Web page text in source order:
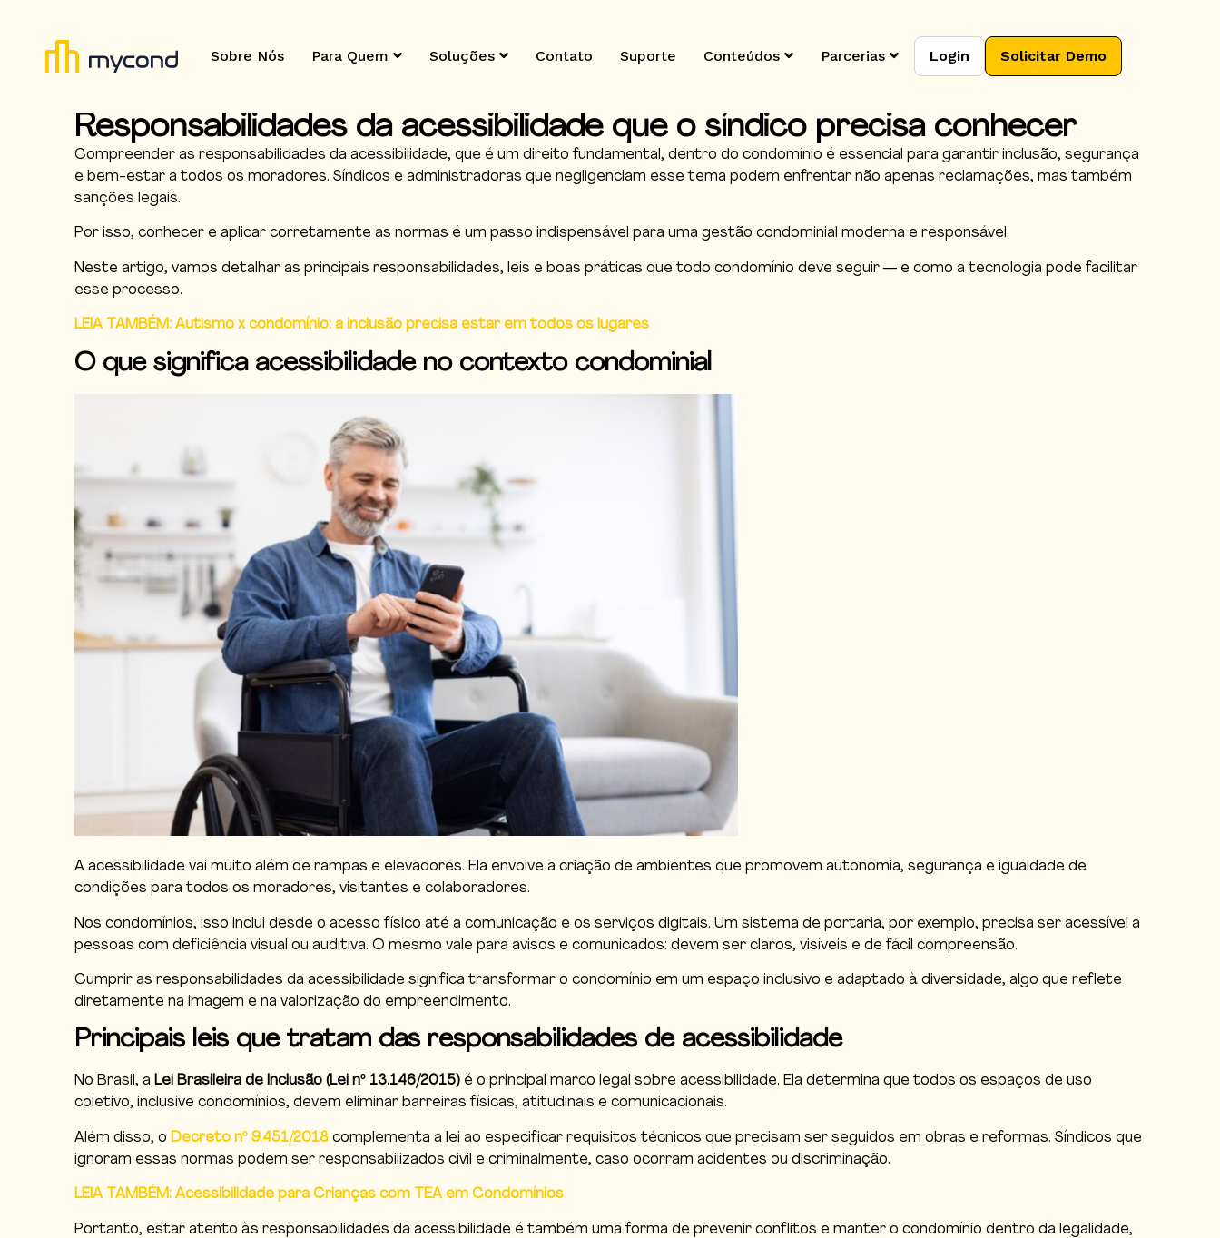
Sobre Nós Para Quem Soluções Contato Suporte Conteúdos Parcerias Login Solicitar Demo
Responsabilidades da acessibilidade que o síndico precisa conhecer
Compreender as responsabilidades da acessibilidade, que é um direito fundamental, dentro do condomínio é essencial para garantir inclusão, segurança
e bem-estar a todos os moradores. Síndicos e administradoras que negligenciam esse tema podem enfrentar não apenas reclamações, mas também
sanções legais.
Por isso, conhecer e aplicar corretamente as normas é um passo indispensável para uma gestão condominial moderna e responsável.
Neste artigo, vamos detalhar as principais responsabilidades, leis e boas práticas que todo condomínio deve seguir — e como a tecnologia pode facilitar
esse processo.
LEIA TAMBÉM: Autismo x condomínio: a inclusão precisa estar em todos os lugares
O que significa acessibilidade no contexto condominial
A acessibilidade vai muito além de rampas e elevadores. Ela envolve a criação de ambientes que promovem autonomia, segurança e igualdade de
condições para todos os moradores, visitantes e colaboradores.
Nos condomínios, isso inclui desde o acesso físico até a comunicação e os serviços digitais. Um sistema de portaria, por exemplo, precisa ser acessível a
pessoas com deficiência visual ou auditiva. O mesmo vale para avisos e comunicados: devem ser claros, visíveis e de fácil compreensão.
Cumprir as responsabilidades da acessibilidade significa transformar o condomínio em um espaço inclusivo e adaptado à diversidade, algo que reflete
diretamente na imagem e na valorização do empreendimento.
Principais leis que tratam das responsabilidades de acessibilidade
No Brasil, a Lei Brasileira de Inclusão (Lei nº 13.146/2015) é o principal marco legal sobre acessibilidade. Ela determina que todos os espaços de uso
coletivo, inclusive condomínios, devem eliminar barreiras físicas, atitudinais e comunicacionais.
Além disso, o Decreto nº 9.451/2018 complementa a lei ao especificar requisitos técnicos que precisam ser seguidos em obras e reformas. Síndicos que
ignoram essas normas podem ser responsabilizados civil e criminalmente, caso ocorram acidentes ou discriminação.
LEIA TAMBÉM: Acessibilidade para Crianças com TEA em Condomínios
Portanto, estar atento às responsabilidades da acessibilidade é também uma forma de prevenir conflitos e manter o condomínio dentro da legalidade,